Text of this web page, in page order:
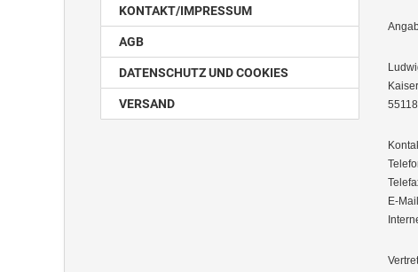
KONTAKT/IMPRESSUM
AGB
DATENSCHUTZ UND COOKIES
VERSAND
E-